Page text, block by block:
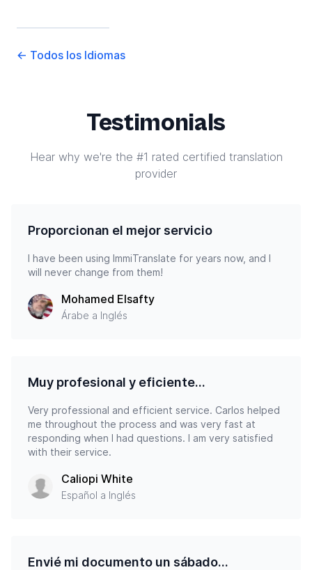
← Todos los Idiomas
Testimonials
Hear why we're the #1 rated certified translation
provider
Proporcionan el mejor servicio
I have been using ImmiTranslate for years now, and I
will never change from them!
Mohamed Elsafty
Árabe a Inglés
Muy profesional y eficiente...
Very professional and efficient service. Carlos helped
me throughout the process and was very fast at
responding when I had questions. I am very satisfied
with their service.
Caliopi White
Español a Inglés
Envié mi documento un sábado...